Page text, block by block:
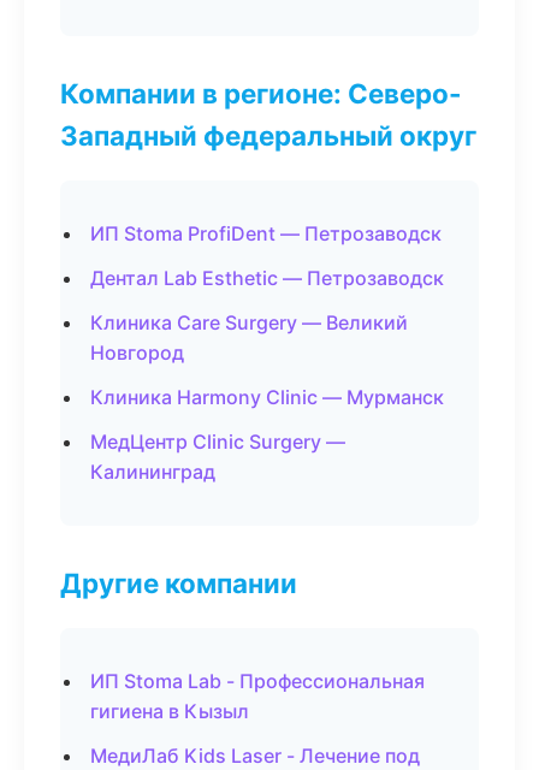
Компании в регионе: Северо-
Западный федеральный округ
ИП Stoma ProfiDent — Петрозаводск
Дентал Lab Esthetic — Петрозаводск
Клиника Care Surgery — Великий
Новгород
Клиника Harmony Clinic — Мурманск
МедЦентр Clinic Surgery —
Калининград
Другие компании
ИП Stoma Lab - Профессиональная
гигиена в Кызыл
МедиЛаб Kids Laser - Лечение под